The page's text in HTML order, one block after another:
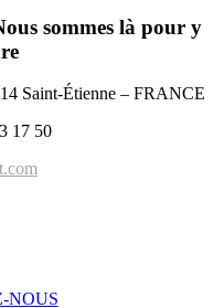
sommes là pour y
Saint-Étienne – FRANCE
17 50
NOUS